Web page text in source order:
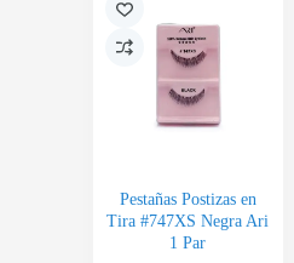
Pestañas Postizas en
Tira #747XS Negra Ari
1 Par